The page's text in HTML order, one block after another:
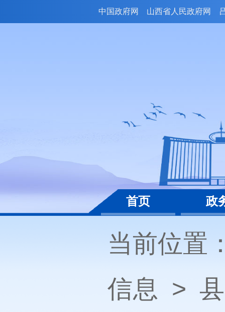
中国政府网 山西省人民政府网
首页 政
当前位置
信息 >